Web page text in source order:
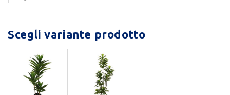
Scegli variante prodotto